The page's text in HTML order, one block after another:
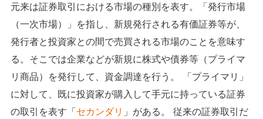
元来は証券取引における市場の種別を表す。「発行市場
（一次市場）」を指し、新規発行される有価証券等が、
発行者と投資家との間で売買される市場のことを意味す
る。そこでは企業などが新規に株式や債券等（プライマ
リ商品）を発行して、資金調達を行う。 「プライマリ」
に対して、既に投資家が購入して手元に持っている証券
の取引を表す「セカンダリ 」がある。 従来の証券取引だ